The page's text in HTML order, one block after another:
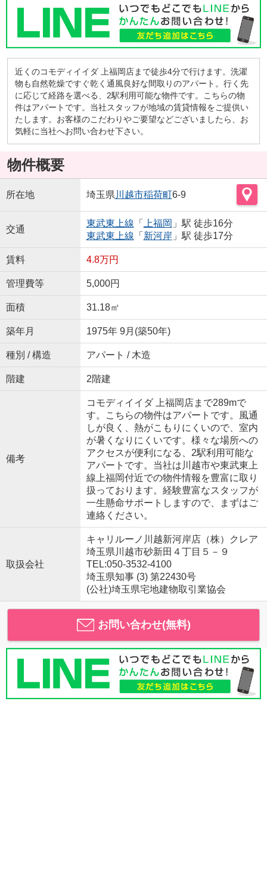
近くのコモディイイダ 上福岡店まで徒歩4分で行けます。洗濯
物も自然乾燥ですぐ乾く通風良好な間取りのアパート。行く先
に応じて経路を選べる、2駅利用可能な物件です。こちらの物
件はアパートです。当社スタッフが地域の賃貸情報をご提供い
たします。お客様のこだわりやご要望などございましたら、お
気軽に当社へお問い合わせ下さい。
物件概要
所在地 埼玉県 川越市稲荷町6-9
交通
東武東上線 「 上福岡 」駅 徒歩16分
東武東上線 「 新河岸 」駅 徒歩17分
賃料 4.8万円
管理費等 5,000円
面積 31.18㎡
築年月 1975年 9月(築50年)
種別 / 構造 アパート / 木造
階建 2階建
備考
コモディイイダ 上福岡店まで289mで
す。こちらの物件はアパートです。風通
しが良く、熱がこもりにくいので、室内
が暑くなりにくいです。様々な場所への
アクセスが便利になる、2駅利用可能な
アパートです。当社は川越市や東武東上
線上福岡付近での物件情報を豊富に取り
扱っております。経験豊富なスタッフが
一生懸命サポートしますので、まずはご
連絡ください。
取扱会社
キャリルーノ川越新河岸店（株）クレア
埼玉県川越市砂新田４丁目５－９
TEL:050-3532-4100
埼玉県知事 (3) 第22430号
(公社)埼玉県宅地建物取引業協会
お問い合わせ(無料)